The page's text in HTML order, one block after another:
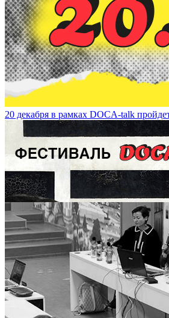
Казимир Малевич - художник,
20 декабря в рамках DOCA-talk
22 февраля в 18:00 в Технопарке
on February 22 at 6 p.m.